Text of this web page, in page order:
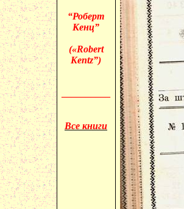
“Роберт
Кенц”
(«Robert
Kentz”)
Все книги